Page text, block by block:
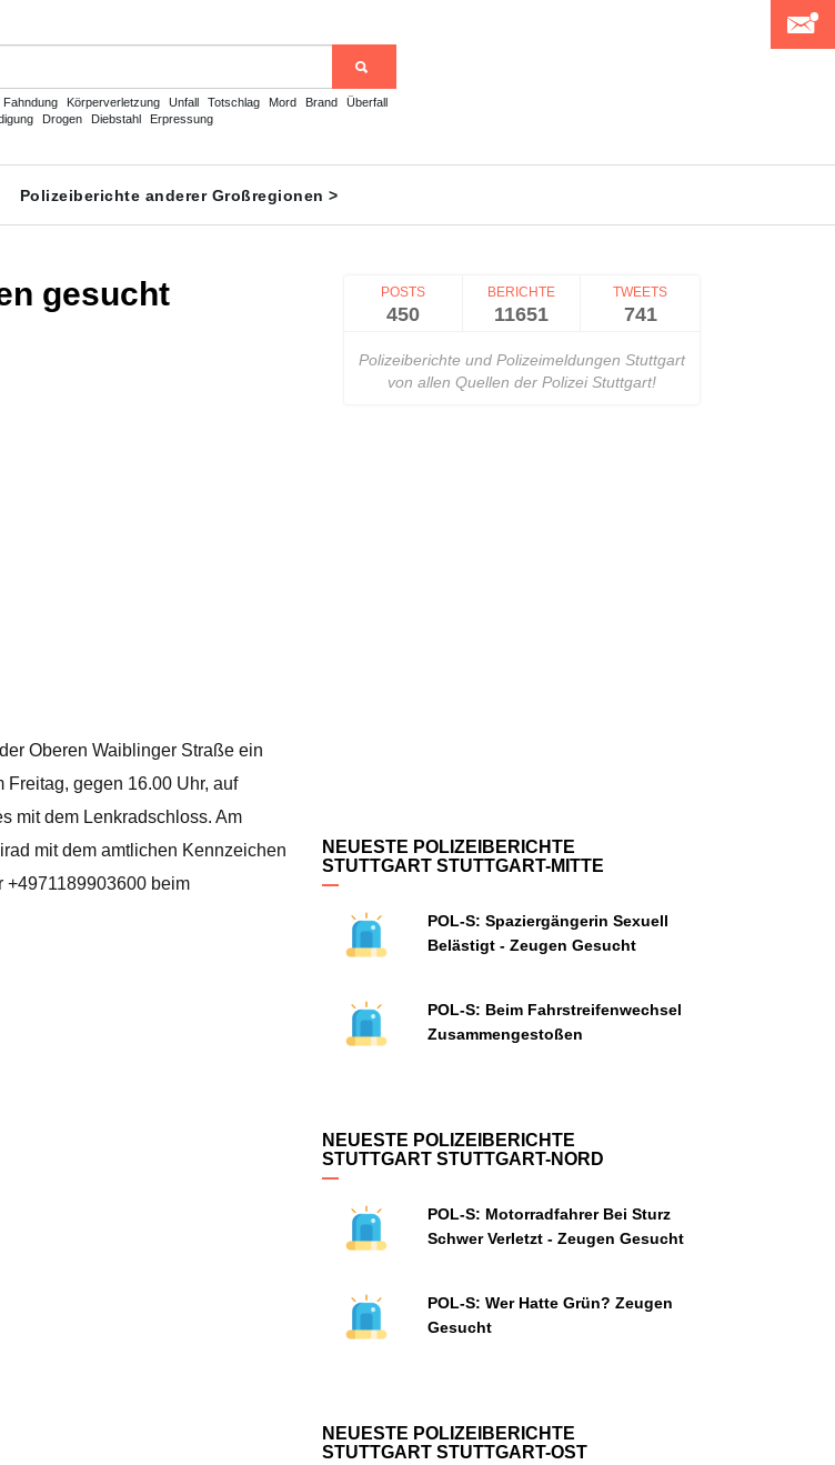
Fahndung Körperverletzung Unfall Totschlag Mord Brand
Überfall
Drogen Diebstahl Erpressung
Polizeiberichte anderer Großregionen >
gesucht
Oberen Waiblinger Straße ein
Freitag, gegen 16.00 Uhr, auf
mit dem Lenkradschloss. Am
mit dem amtlichen Kennzeichen
+4971189903600 beim
POSTS
450
BERICHTE
11651
TWEETS
741
Polizeiberichte und Polizeimeldungen Stuttgart
von allen Quellen der Polizei Stuttgart!
NEUESTE POLIZEIBERICHTE
STUTTGART STUTTGART-MITTE
POL-S: Spaziergängerin Sexuell
Belästigt - Zeugen Gesucht
POL-S: Beim Fahrstreifenwechsel
Zusammengestoßen
NEUESTE POLIZEIBERICHTE
STUTTGART STUTTGART-NORD
POL-S: Motorradfahrer Bei Sturz
Schwer Verletzt - Zeugen Gesucht
POL-S: Wer Hatte Grün? Zeugen
Gesucht
NEUESTE POLIZEIBERICHTE
STUTTGART STUTTGART-OST